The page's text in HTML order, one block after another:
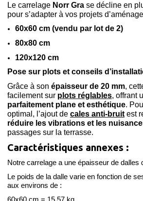
Le carrelage Norr Gra se décline en
pour s’adapter à vos projets
60x60 cm (vendu par lot de 2)
80x80 cm
120x120 cm
Pose sur plots et conseils
Grâce à son épaisseur de 20 mm,
facilement sur plots réglables, offrant
parfaitement plane et esthétique.
optimal, l’ajout de cales anti-bruit est
réduire les vibrations et les
passages sur la terrasse.
Caractéristiques annexes :
Notre carrelage a une épaisseur de dalles
Le poids de la dalle varie en fonction de
aux environs de :
60x60 cm = 15.57 kg